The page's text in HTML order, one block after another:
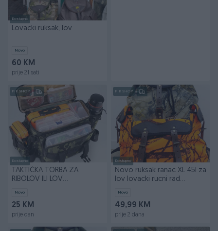
Dostupno
Lovacki ruksak, lov
Novo
60 KM
prije 21 sati
PIK SHOP
Dostupno
TAKTIČKA TORBA ZA
RIBOLOV ILI LOV
Novo
25 KM
prije dan
PIK SHOP
Dostupno
Novo ruksak ranac XL 45l za
lov lovacki rucni rad
Novo
49,99 KM
prije 2 dana